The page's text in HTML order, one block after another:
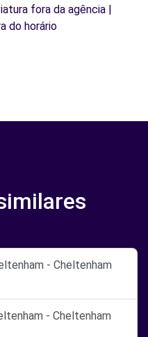
fora da agência |
do horário
- Cheltenham
- Cheltenham